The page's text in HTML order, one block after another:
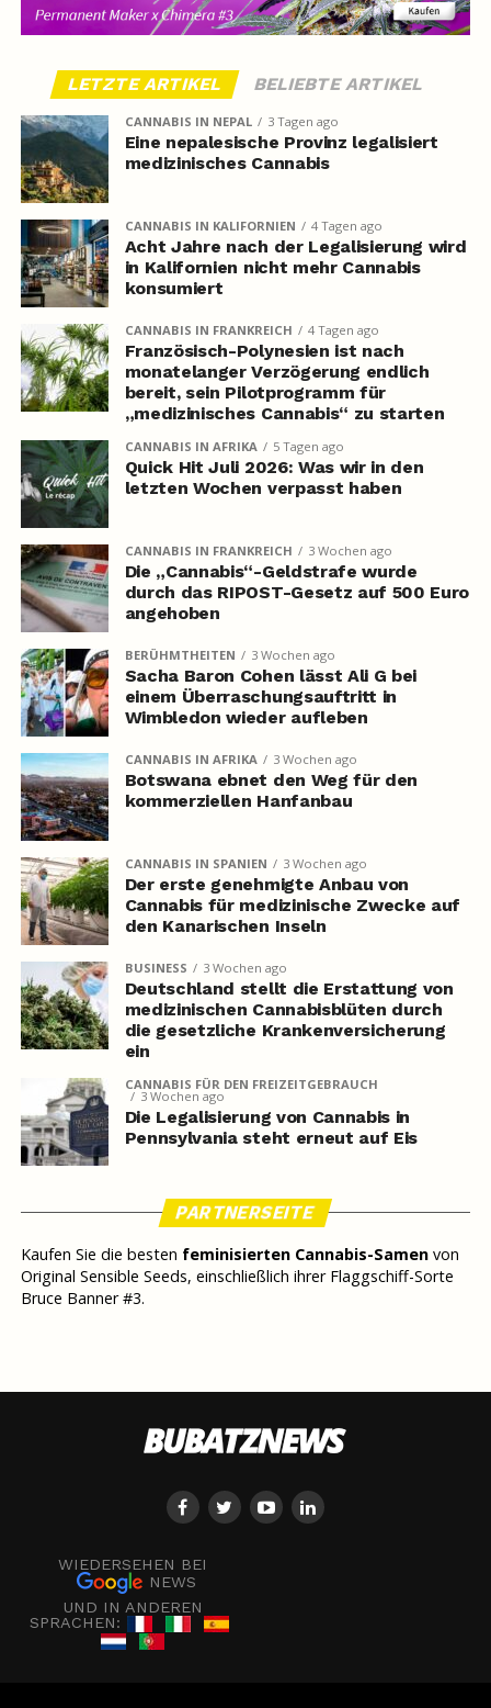
LETZTE ARTIKEL BELIEBTE ARTIKEL
CANNABIS IN NEPAL 3 Tagen ago
Eine nepalesische Provinz legalisiert
medizinisches Cannabis
CANNABIS IN KALIFORNIEN 4 Tagen ago
Acht Jahre nach der Legalisierung wird
in Kalifornien nicht mehr Cannabis
konsumiert
CANNABIS IN FRANKREICH 4 Tagen ago
Französisch-Polynesien ist nach
monatelanger Verzögerung endlich
bereit, sein Pilotprogramm für
„medizinisches Cannabis“ zu starten
CANNABIS IN AFRIKA 5 Tagen ago
Quick Hit Juli 2026: Was wir in den
letzten Wochen verpasst haben
CANNABIS IN FRANKREICH 3 Wochen ago
Die „Cannabis“-Geldstrafe wurde
durch das RIPOST-Gesetz auf 500 Euro
angehoben
BERÜHMTHEITEN 3 Wochen ago
Sacha Baron Cohen lässt Ali G bei
einem Überraschungsauftritt in
Wimbledon wieder aufleben
CANNABIS IN AFRIKA 3 Wochen ago
Botswana ebnet den Weg für den
kommerziellen Hanfanbau
CANNABIS IN SPANIEN 3 Wochen ago
Der erste genehmigte Anbau von
Cannabis für medizinische Zwecke auf
den Kanarischen Inseln
BUSINESS 3 Wochen ago
Deutschland stellt die Erstattung von
medizinischen Cannabisblüten durch
die gesetzliche Krankenversicherung
ein
CANNABIS FÜR DEN FREIZEITGEBRAUCH
3 Wochen ago
Die Legalisierung von Cannabis in
Pennsylvania steht erneut auf Eis
PARTNERSEITE
Kaufen Sie die besten feminisierten Cannabis-Samenvon
Original Sensible Seeds, einschließlich ihrer Flaggschiff-Sorte
Bruce Banner #3.
WIEDERSEHEN BEI
NEWS
UND IN ANDEREN
SPRACHEN: